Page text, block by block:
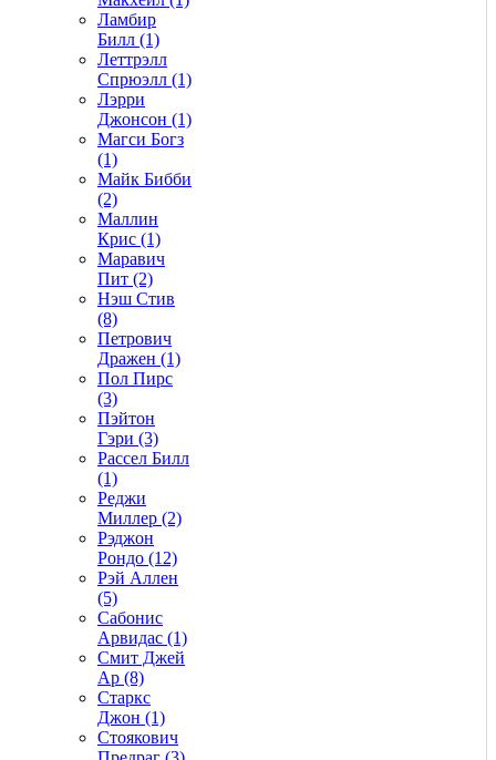
Ламбир
Билл (1)
Леттрэлл
Спрюэлл (1)
Лэрри
Джонсон (1)
Магси Богз
(1)
Майк Бибби
(2)
Маллин
Крис (1)
Маравич
Пит (2)
Нэш Стив
(8)
Петрович
Дражен (1)
Пол Пирс
(3)
Пэйтон
Гэри (3)
Рассел Билл
(1)
Реджи
Миллер (2)
Рэджон
Рондо (12)
Рэй Аллен
(5)
Сабонис
Арвидас (1)
Смит Джей
Ар (8)
Старкс
Джон (1)
Стоякович